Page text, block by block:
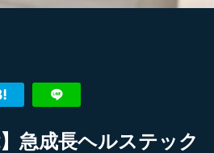
急成長ヘルステック